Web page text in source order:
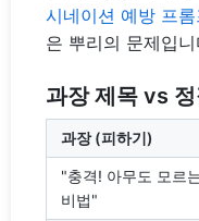
시네이션 예방 프롬
은 뿌리의 문제입니
과장 제목 vs
과장 (피하기)
"충격! 아무도 모르
비법"